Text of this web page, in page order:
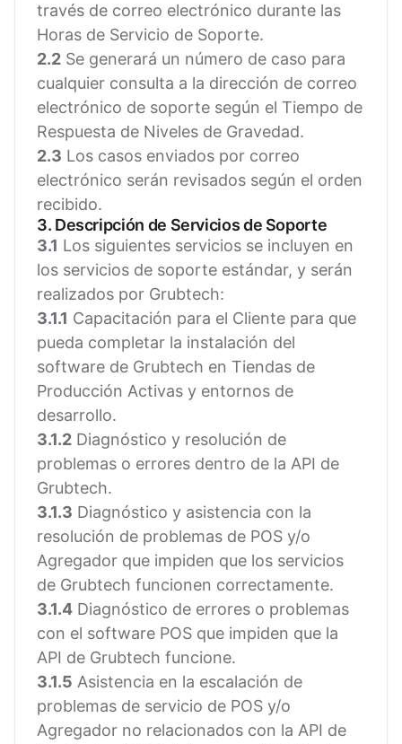
través de correo electrónico durante las
Horas de Servicio de Soporte.
2.2 Se generará un número de caso para
cualquier consulta a la dirección de correo
electrónico de soporte según el Tiempo de
Respuesta de Niveles de Gravedad.
2.3 Los casos enviados por correo
electrónico serán revisados según el orden
recibido.
3. Descripción de Servicios de Soporte
3.1 Los siguientes servicios se incluyen en
los servicios de soporte estándar, y serán
realizados por Grubtech:
3.1.1 Capacitación para el Cliente para que
pueda completar la instalación del
software de Grubtech en Tiendas de
Producción Activas y entornos de
desarrollo.
3.1.2 Diagnóstico y resolución de
problemas o errores dentro de la API de
Grubtech.
3.1.3 Diagnóstico y asistencia con la
resolución de problemas de POS y/o
Agregador que impiden que los servicios
de Grubtech funcionen correctamente.
3.1.4 Diagnóstico de errores o problemas
con el software POS que impiden que la
API de Grubtech funcione.
3.1.5 Asistencia en la escalación de
problemas de servicio de POS y/o
Agregador no relacionados con la API de